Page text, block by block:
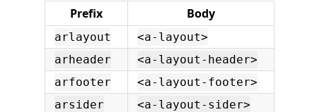
Prefix Body
arlayout
<a-layout>
arheader
<a-layout-header>
arfooter
<a-layout-footer>
arsider
<a-layout-sider>